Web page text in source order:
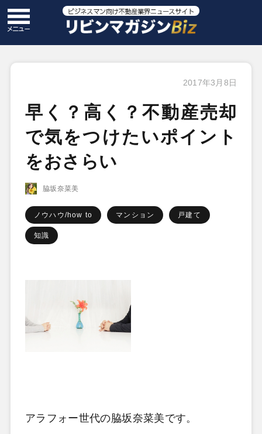
2017年3月8日
早く？高く？不動産売却
で気をつけたいポイント
をおさらい
脇坂奈菜美
ノウハウ/how to マンション 戸建て
知識
アラフォー世代の脇坂奈菜美です。